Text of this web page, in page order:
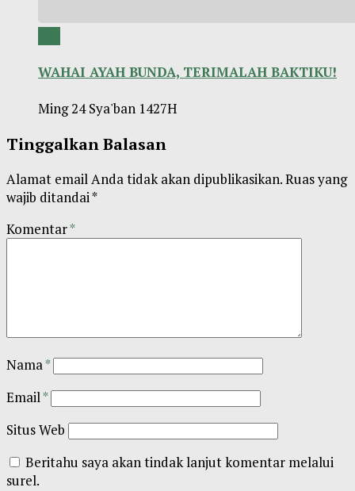
WAHAI AYAH BUNDA, TERIMALAH BAKTIKU!
Ming 24 Sya'ban 1427H
Tinggalkan Balasan
Alamat email Anda tidak akan dipublikasikan.Ruas yang
wajib ditandai*
Komentar*
Nama*
Email*
Situs Web
Beritahu saya akan tindak lanjut komentar melalui
surel.